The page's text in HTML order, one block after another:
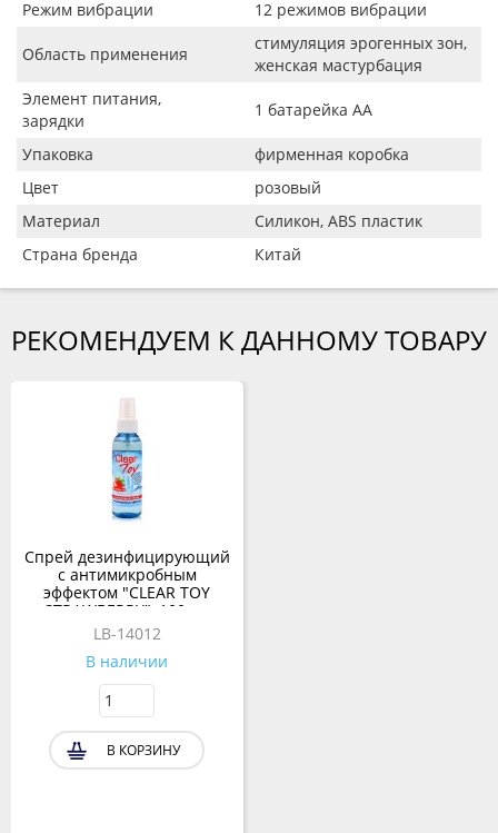
Режим вибрации 12 режимов вибрации
Область применения
стимуляция эрогенных зон,
женская мастурбация
Элемент питания,
зарядки
1 батарейка АА
Упаковка
фирменная коробка
Цвет
розовый
Материал
Силикон, ABS пластик
Страна бренда
Китай
РЕКОМЕНДУЕМ К ДАННОМУ ТОВАРУ
Спрей дезинфицирующий
с антимикробным
эффектом "CLEAR TOY
STRAWBERRY", 100 мл
LB-14012
В наличии
В КОРЗИНУ